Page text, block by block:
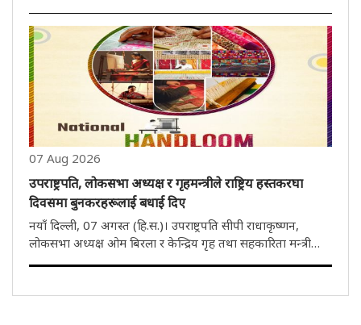
पुष्कर सिंह धामीको निर्देशमा पिथौरागढ़ जिल्ला प्रशासनले सबै ..
07 Aug 2026
उपराष्ट्रपति, लोकसभा अध्यक्ष र गृहमन्त्रीले राष्ट्रिय हस्तकरघा
दिवसमा बुनकरहरूलाई बधाई दिए
नयाँ दिल्ली, 07 अगस्त (हि.स.)। उपराष्ट्रपति सीपी राधाकृष्णन,
लोकसभा अध्यक्ष ओम बिरला र केन्द्रिय गृह तथा सहकारिता मन्त्री
एक्सम..